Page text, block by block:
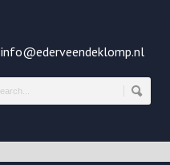
info@ederveendeklomp.nl